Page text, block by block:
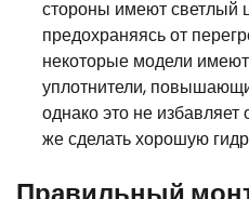
стороны имеют светлый
предохраняясь от
некоторые модели
уплотнители,
однако это не
же сделать хорошую